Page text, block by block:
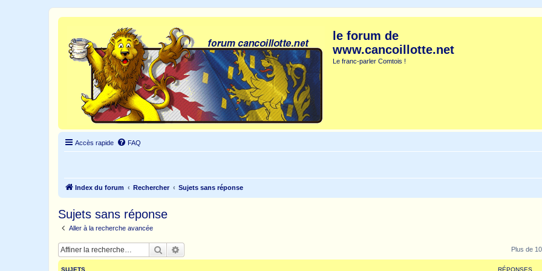
le forum de
www.cancoillotte.net
Le franc-parler Comtois !
Accès rapide FAQ
Index du forum Rechercher Sujets sans réponse
Sujets sans réponse
Aller à la recherche avancée
Rechercher Plus de
SUJETS RÉPONSES